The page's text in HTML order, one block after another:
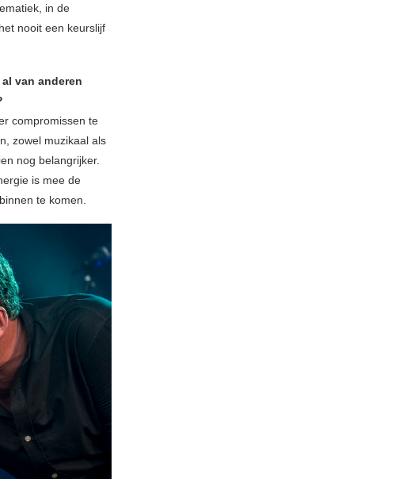
in de
nooit een keurslijf
van anderen
compromissen te
zowel muzikaal als
nog belangrijker.
is mee de
te komen.